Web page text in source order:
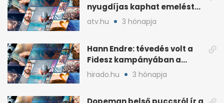
nyugdíjas kaphat emelést
idén a Tisza terve szerint
atv.hu 3 hónapja
Hann Endre: tévedés volt a
Fidesz kampányában a
háborús veszély
hirado.hu 3 hónapja